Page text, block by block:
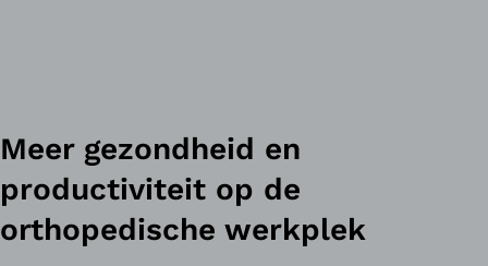
Meer gezondheid en
productiviteit op de
orthopedische werkplek